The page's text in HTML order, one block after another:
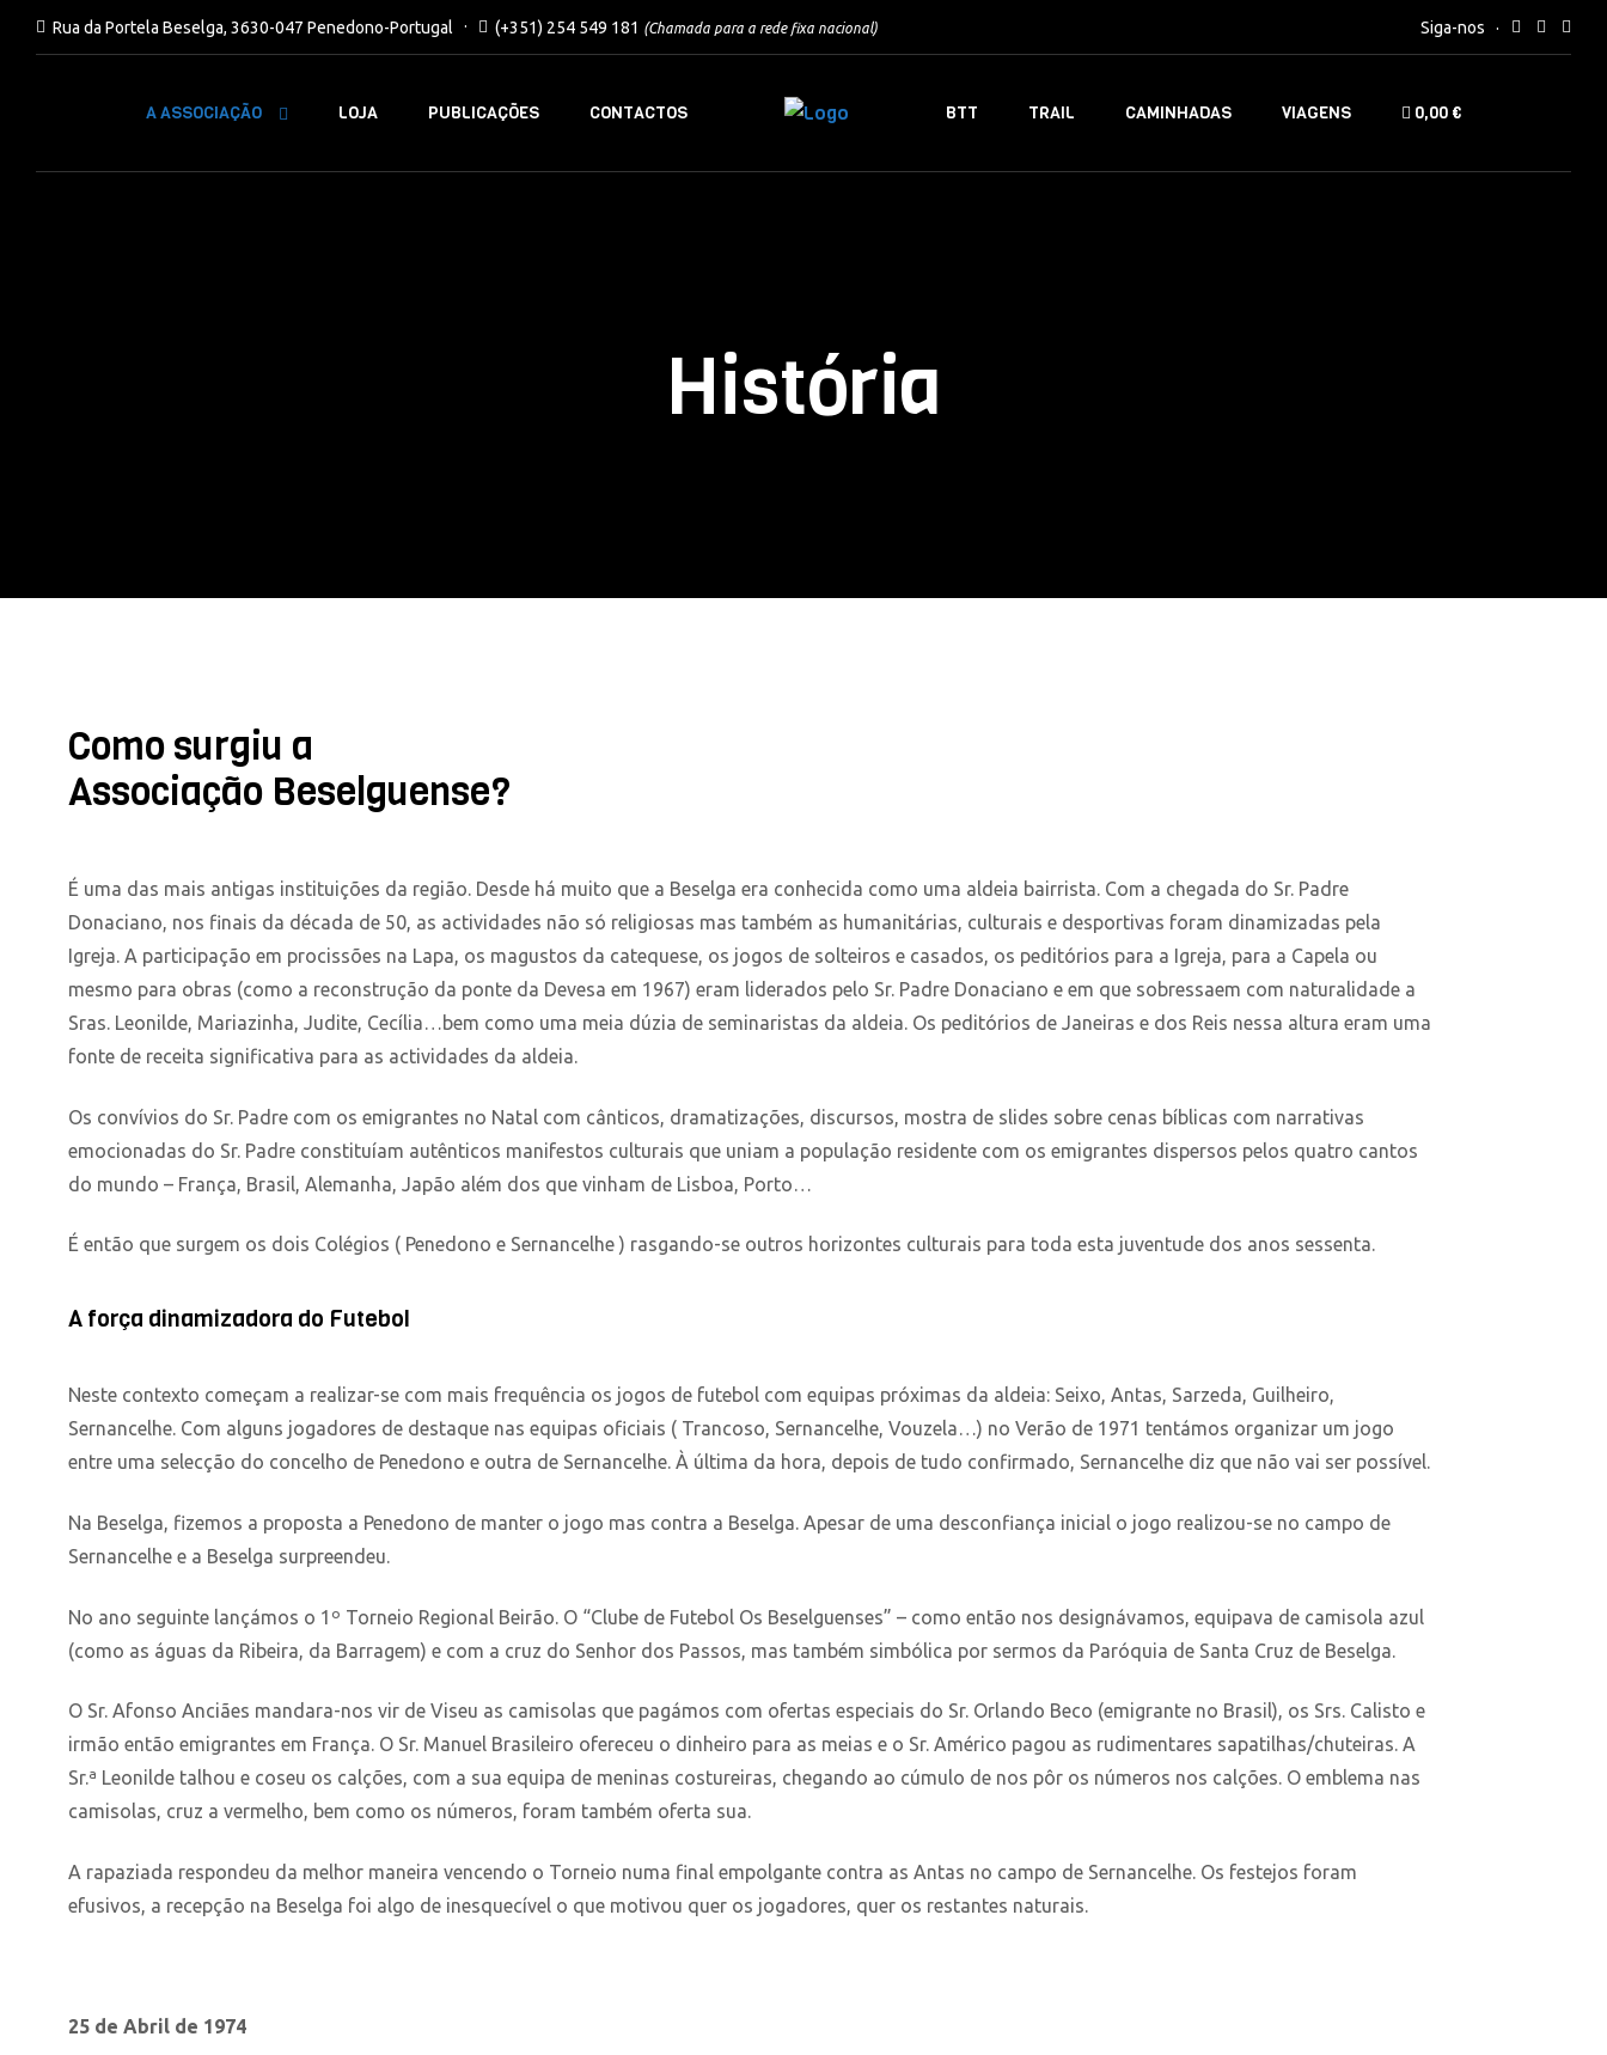
Rua da Portela Beselga, 3630-047 Penedono-Portugal (+351) 254 549 181 (Chamada para a rede fixa nacional) Siga-nos
A ASSOCIAÇÃO LOJA PUBLICAÇÕES CONTACTOS BTT TRAIL CAMINHADAS VIAGENS 0,00 €
História
Como surgiu a
Associação Beselguense?
É uma das mais antigas instituições da região. Desde há muito que a Beselga era conhecida como uma aldeia bairrista. Com a chegada do Sr. Padre
Donaciano, nos finais da década de 50, as actividades não só religiosas mas também as humanitárias, culturais e desportivas foram dinamizadas pela
Igreja. A participação em procissões na Lapa, os magustos da catequese, os jogos de solteiros e casados, os peditórios para a Igreja, para a Capela ou
mesmo para obras (como a reconstrução da ponte da Devesa em 1967) eram liderados pelo Sr. Padre Donaciano e em que sobressaem com naturalidade a
Sras. Leonilde, Mariazinha, Judite, Cecília…bem como uma meia dúzia de seminaristas da aldeia. Os peditórios de Janeiras e dos Reis nessa altura eram uma
fonte de receita significativa para as actividades da aldeia.
Os convívios do Sr. Padre com os emigrantes no Natal com cânticos, dramatizações, discursos, mostra de slides sobre cenas bíblicas com narrativas
emocionadas do Sr. Padre constituíam autênticos manifestos culturais que uniam a população residente com os emigrantes dispersos pelos quatro cantos
do mundo – França, Brasil, Alemanha, Japão além dos que vinham de Lisboa, Porto…
É então que surgem os dois Colégios ( Penedono e Sernancelhe ) rasgando-se outros horizontes culturais para toda esta juventude dos anos sessenta.
A força dinamizadora do Futebol
Neste contexto começam a realizar-se com mais frequência os jogos de futebol com equipas próximas da aldeia: Seixo, Antas, Sarzeda, Guilheiro,
Sernancelhe. Com alguns jogadores de destaque nas equipas oficiais ( Trancoso, Sernancelhe, Vouzela…) no Verão de 1971 tentámos organizar um jogo
entre uma selecção do concelho de Penedono e outra de Sernancelhe. À última da hora, depois de tudo confirmado, Sernancelhe diz que não vai ser possível.
Na Beselga, fizemos a proposta a Penedono de manter o jogo mas contra a Beselga. Apesar de uma desconfiança inicial o jogo realizou-se no campo de
Sernancelhe e a Beselga surpreendeu.
No ano seguinte lançámos o 1º Torneio Regional Beirão. O “Clube de Futebol Os Beselguenses” – como então nos designávamos, equipava de camisola azul
(como as águas da Ribeira, da Barragem) e com a cruz do Senhor dos Passos, mas também simbólica por sermos da Paróquia de Santa Cruz de Beselga.
O Sr. Afonso Anciães mandara-nos vir de Viseu as camisolas que pagámos com ofertas especiais do Sr. Orlando Beco (emigrante no Brasil), os Srs. Calisto e
irmão então emigrantes em França. O Sr. Manuel Brasileiro ofereceu o dinheiro para as meias e o Sr. Américo pagou as rudimentares sapatilhas/chuteiras. A
Sr.ª Leonilde talhou e coseu os calções, com a sua equipa de meninas costureiras, chegando ao cúmulo de nos pôr os números nos calções. O emblema nas
camisolas, cruz a vermelho, bem como os números, foram também oferta sua.
A rapaziada respondeu da melhor maneira vencendo o Torneio numa final empolgante contra as Antas no campo de Sernancelhe. Os festejos foram
efusivos, a recepção na Beselga foi algo de inesquecível o que motivou quer os jogadores, quer os restantes naturais.
25 de Abril de 1974